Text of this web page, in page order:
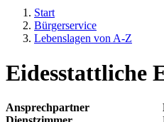
Start
Bürgerservice
Lebenslagen von A-Z
Eidesstattliche
Ansprechpartner